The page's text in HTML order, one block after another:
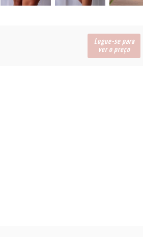
Logue-se para
ver o preço